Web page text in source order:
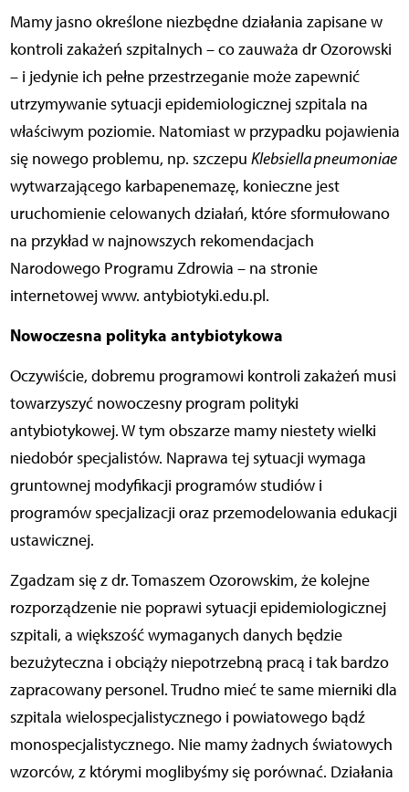
Mamy jasno określone niezbędne działania zapisane w
kontroli zakażeń szpitalnych – co zauważa dr Ozorowski
– i jedynie ich pełne przestrzeganie może zapewnić
utrzymywanie sytuacji epidemiologicznej szpitala na
właściwym poziomie. Natomiast w przypadku pojawienia
się nowego problemu, np. szczepu Klebsiella pneumoniae
wytwarzającego karbapenemazę, konieczne jest
uruchomienie celowanych działań, które sformułowano
na przykład w najnowszych rekomendacjach
Narodowego Programu Zdrowia – na stronie
internetowej www. antybiotyki.edu.pl.
Nowoczesna polityka antybiotykowa
Oczywiście, dobremu programowi kontroli zakażeń musi
towarzyszyć nowoczesny program polityki
antybiotykowej. W tym obszarze mamy niestety wielki
niedobór specjalistów. Naprawa tej sytuacji wymaga
gruntownej modyfikacji programów studiów i
programów specjalizacji oraz przemodelowania edukacji
ustawicznej.
Zgadzam się z dr. Tomaszem Ozorowskim, że kolejne
rozporządzenie nie poprawi sytuacji epidemiologicznej
szpitali, a większość wymaganych danych będzie
bezużyteczna i obciąży niepotrzebną pracą i tak bardzo
zapracowany personel. Trudno mieć te same mierniki dla
szpitala wielospecjalistycznego i powiatowego bądź
monospecjalistycznego. Nie mamy żadnych światowych
wzorców, z którymi moglibyśmy się porównać. Działania